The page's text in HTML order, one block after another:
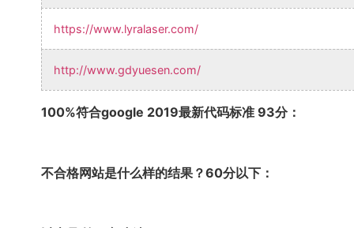
https://www.lyralaser.com/
http://www.gdyuesen.com/
100%符合google 2019最新代码标准 93分：
不合格网站是什么样的结果？60分以下：